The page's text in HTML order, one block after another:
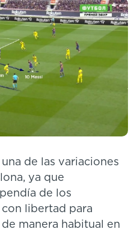
de las variaciones
ya que
de los
libertad para
manera habitual en